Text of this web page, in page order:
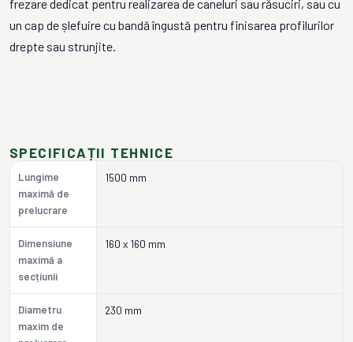
frezare dedicat pentru realizarea de caneluri sau răsuciri, sau cu
un cap de șlefuire cu bandă îngustă pentru finisarea profilurilor
drepte sau strunjite.
SPECIFICAȚII TEHNICE
Lungime
maximă de
prelucrare
1500 mm
Dimensiune
maximă a
secțiunii
160 x 160 mm
Diametru
maxim de
230 mm